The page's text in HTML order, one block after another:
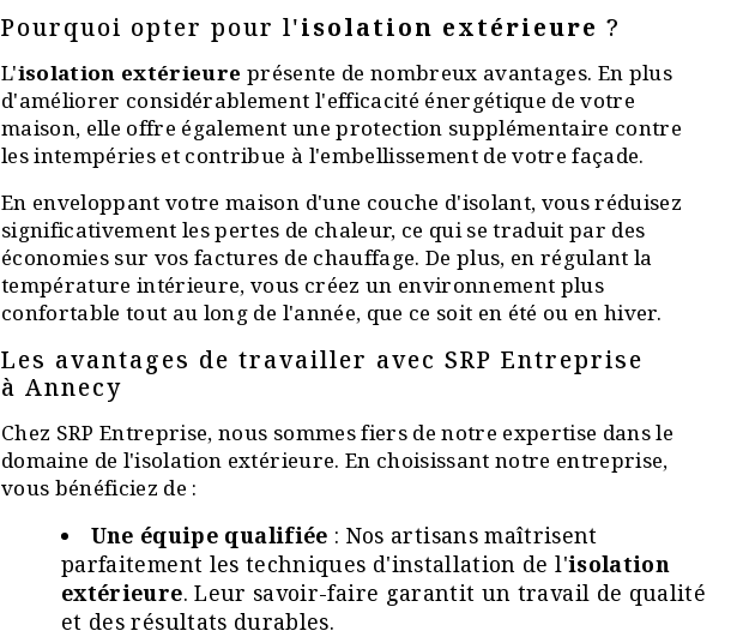
Pourquoi opter pour l'isolation extérieure ?
L'isolation extérieure présente de nombreux avantages. En plus
d'améliorer considérablement l'efficacité énergétique de votre
maison, elle offre également une protection supplémentaire contre
les intempéries et contribue à l'embellissement de votre façade.
En enveloppant votre maison d'une couche d'isolant, vous réduisez
significativement les pertes de chaleur, ce qui se traduit par des
économies sur vos factures de chauffage. De plus, en régulant la
température intérieure, vous créez un environnement plus
confortable tout au long de l'année, que ce soit en été ou en hiver.
Les avantages de travailler avec SRP Entreprise
à Annecy
Chez SRP Entreprise, nous sommes fiers de notre expertise dans le
domaine de l'isolation extérieure. En choisissant notre entreprise,
vous bénéficiez de :
Une équipe qualifiée : Nos artisans maîtrisent
parfaitement les techniques d'installation de l'isolation
extérieure. Leur savoir-faire garantit un travail de qualité
et des résultats durables.